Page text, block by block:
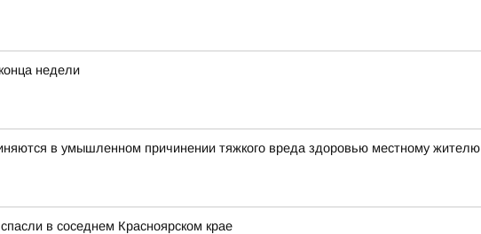
недели
в умышленном причинении тяжкого вреда здоровью местному жителю
в соседнем Красноярском крае